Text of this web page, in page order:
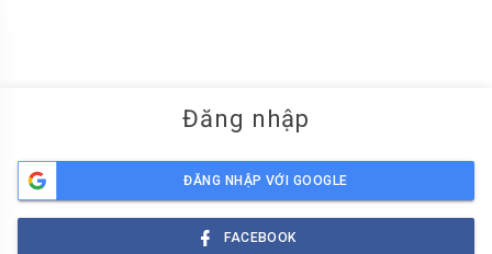
Đăng nhập
ĐĂNG NHẬP VỚI GOOGLE
FACEBOOK